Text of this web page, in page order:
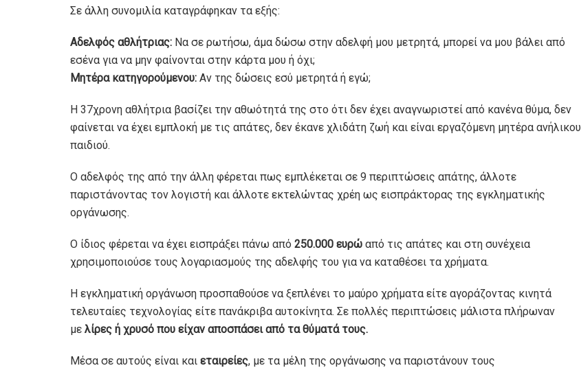
Σε άλλη συνομιλία καταγράφηκαν τα εξής:
Αδελφός αθλήτριας: Να σε ρωτήσω, άμα δώσω στην αδελφή μου μετρητά, μπορεί να μου βάλει από
εσένα για να μην φαίνονται στην κάρτα μου ή όχι;
Μητέρα κατηγορούμενου: Αν της δώσεις εσύ μετρητά ή εγώ;
Η 37χρονη αθλήτρια βασίζει την αθωότητά της στο ότι δεν έχει αναγνωριστεί από κανένα θύμα, δεν
φαίνεται να έχει εμπλοκή με τις απάτες, δεν έκανε χλιδάτη ζωή και είναι εργαζόμενη μητέρα ανήλικου
παιδιού.
Ο αδελφός της από την άλλη φέρεται πως εμπλέκεται σε 9 περιπτώσεις απάτης, άλλοτε
παριστάνοντας τον λογιστή και άλλοτε εκτελώντας χρέη ως εισπράκτορας της εγκληματικής
οργάνωσης.
Ο ίδιος φέρεται να έχει εισπράξει πάνω από 250.000 ευρώ από τις απάτες και στη συνέχεια
χρησιμοποιούσε τους λογαριασμούς της αδελφής του για να καταθέσει τα χρήματα.
Η εγκληματική οργάνωση προσπαθούσε να ξεπλένει το μαύρο χρήματα είτε αγοράζοντας κινητά
τελευταίες τεχνολογίας είτε πανάκριβα αυτοκίνητα. Σε πολλές περιπτώσεις μάλιστα πλήρωναν
με λίρες ή χρυσό που είχαν αποσπάσει από τα θύματά τους.
Μέσα σε αυτούς είναι και εταιρείες, με τα μέλη της οργάνωσης να παριστάνουν τους